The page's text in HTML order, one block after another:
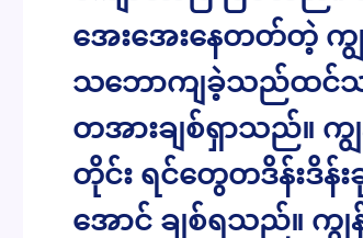
အေးအေးနေတတ်တဲ့
သဘောကျခဲ့သည်ထင်
တအားချစ်ရှာသည်။ က
တိုင်း ရင်တွေတဒိန်းဒိန်
အောင် ချစ်ရသည်။